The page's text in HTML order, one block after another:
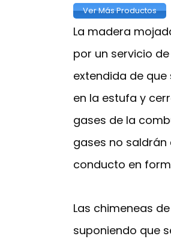
Ver Más Productos
La madera
por un servicio
extendida de
en la estufa y
gases de la
gases no
conducto en
Las chimeneas
suponiendo que